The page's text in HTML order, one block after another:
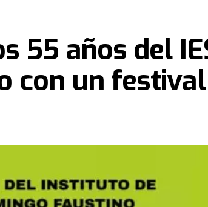
internacionales, procedentes de Nigeria,
de la Iglesia Portal del Cielo
55 años del
con un festival